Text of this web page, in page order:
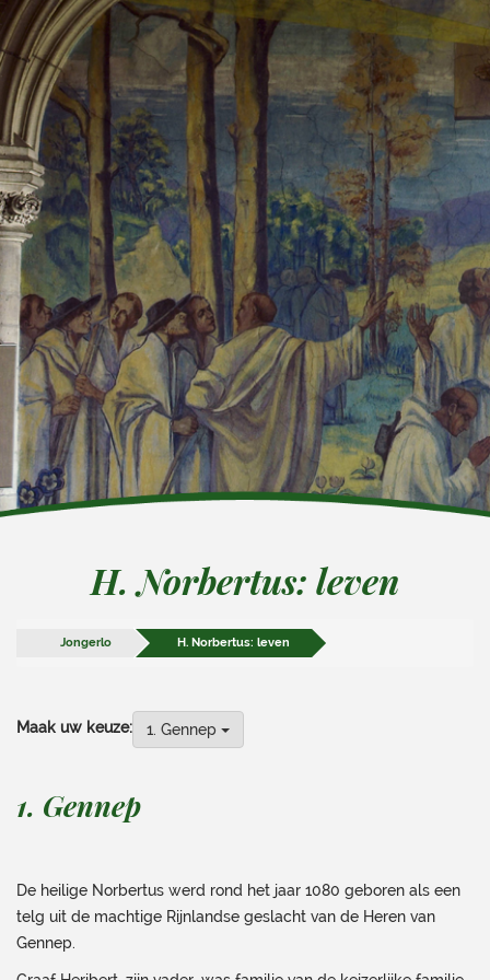
H. Norbertus: leven
Jongerlo H. Norbertus: leven
Maak uw keuze: 1. Gennep
1. Gennep
De heilige Norbertus werd rond het jaar 1080 geboren als een
telg uit de machtige Rijnlandse geslacht van de Heren van
Gennep.